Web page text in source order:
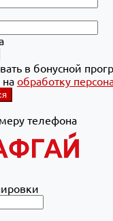
в бонусной
на обработку
телефона